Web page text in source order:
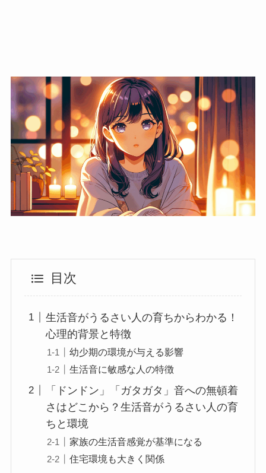
目次
生活音がうるさい人の育ちからわかる！
心理的背景と特徴
幼少期の環境が与える影響
生活音に敏感な人の特徴
「ドンドン」「ガタガタ」音への無頓着
さはどこから？生活音がうるさい人の育
ちと環境
家族の生活音感覚が基準になる
住宅環境も大きく関係